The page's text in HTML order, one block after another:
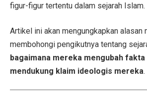
figur-figur tertentu dalam sejarah Islam.
Artikel ini akan mengungkapkan alasan
membohongi pengikutnya tentang
bagaimana mereka mengubah
mendukung klaim ideologis mereka.